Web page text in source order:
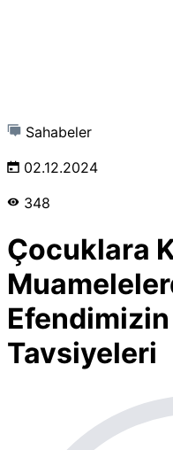
Sahabeler
02.12.2024
348
Çocuklara
Tavsiyeleri